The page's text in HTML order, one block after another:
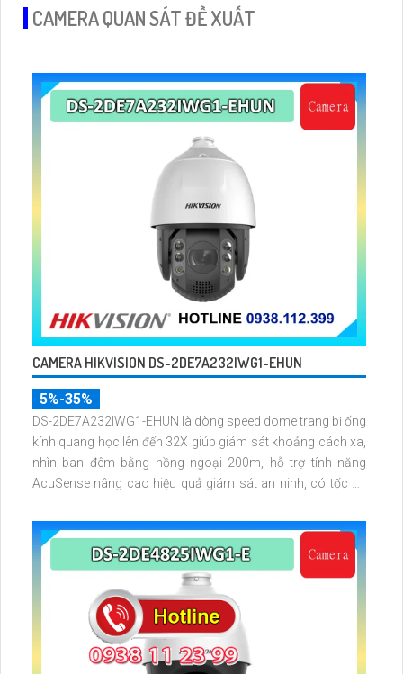
CAMERA QUAN SÁT ĐỀ XUẤT
CAMERA HIKVISION DS-2DE7A232IWG1-EHUN
5%-35%
DS-2DE7A232IWG1-EHUN là dòng speed dome trang bị ống
kính quang học lên đến 32X giúp giám sát khoảng cách xa,
nhìn ban đêm bằng hồng ngoại 200m, hỗ trợ tính năng
AcuSense nâng cao hiệu quả giám sát an ninh, có tốc độ